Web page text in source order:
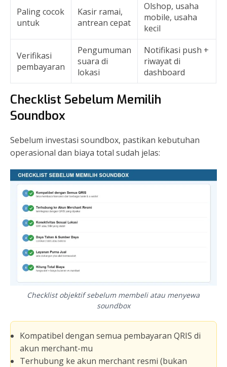
Paling cocok
untuk
Kasir ramai,
antrean cepat
Olshop, usaha
mobile, usaha
kecil
Verifikasi
pembayaran
Pengumuman
suara di
lokasi
Notifikasi push +
riwayat di
dashboard
Checklist Sebelum Memilih
Soundbox
Sebelum investasi soundbox, pastikan kebutuhan
operasional dan biaya total sudah jelas:
Checklist objektif sebelum membeli atau menyewa
soundbox
Kompatibel dengan semua pembayaran QRIS di
akun merchant-mu
Terhubung ke akun merchant resmi (bukan